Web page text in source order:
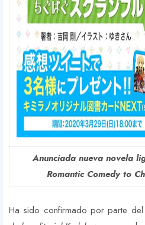
Anunciada nueva novela
Romantic Comedy to
Ha sido confirmado por parte del